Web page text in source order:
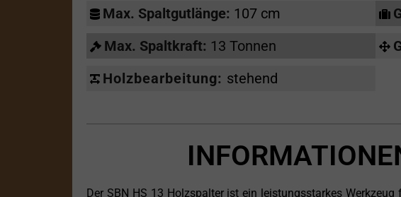
Max. Spaltgutlänge: 107 cm
Max. Spaltkraft: 13 Tonnen
Holzbearbeitung: stehend
Der SBN HS 13 Holzspalter ist ein leistungsstarkes